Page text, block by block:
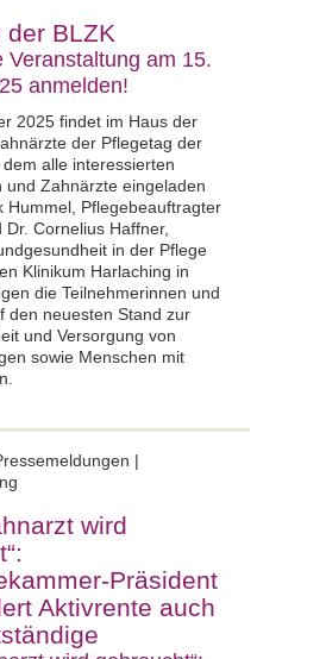
der BLZK
Veranstaltung am 15.
anmelden!
2025 findet im Haus der
der Pflegetag der
alle interessierten
und Zahnärzte eingeladen
Hummel, Pflegebeauftragter
Cornelius Haffner,
in der Pflege
Klinikum Harlaching in
die Teilnehmerinnen und
den neuesten Stand zur
und Versorgung von
sowie Menschen mit
|
wird
Präsident
Aktivrente auch